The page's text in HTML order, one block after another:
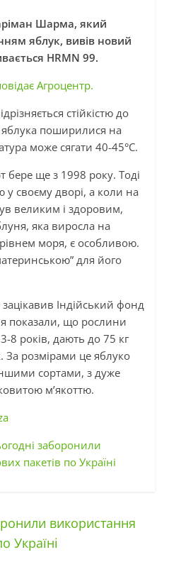
Шарма, який
яблук, вивів новий
HRMN 99.
Агроцентр.
стійкістю до
яблука поширилися на
може сягати 40-45°C.
бере ще з 1998 року. Тоді
своєму дворі, а коли на
великим і здоровим,
яка виросла на
моря, є особливою.
для його
Індійський фонд
показали, що рослини
8 років, дають до 75 кг
За розмірами це яблуко
сортами, з дуже
м’якоттю.
заборонили
пакетів по Україні
використання
Україні